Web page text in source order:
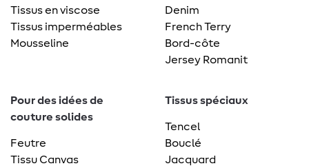
Tissus en viscose
Tissus imperméables
Mousseline
Denim
French Terry
Bord-côte
Jersey Romanit
Pour des idées de
couture solides
Feutre
Tissu Canvas
Tissus spéciaux
Tencel
Bouclé
Jacquard